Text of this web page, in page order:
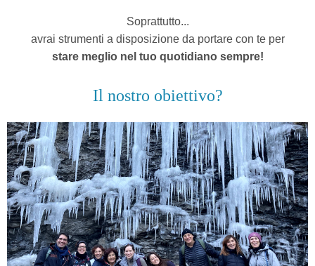
Soprattutto...
avrai strumenti a disposizione da portare con te per
stare meglio nel tuo quotidiano sempre!
Il nostro obiettivo?